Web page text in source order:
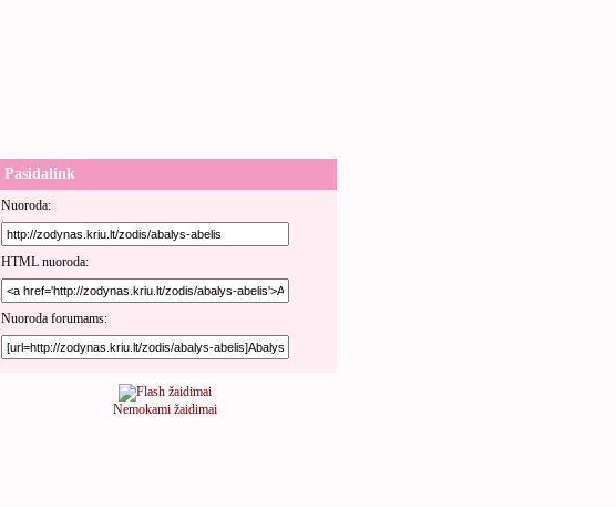
Pasidalink
Nuoroda:
HTML nuoroda:
Nuoroda forumams:
Nemokami žaidimai